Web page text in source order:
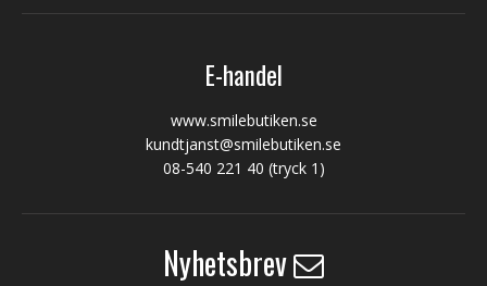
E-handel
www.smilebutiken.se
kundtjanst@smilebutiken.se
08-540 221 40 (tryck 1)
Nyhetsbrev